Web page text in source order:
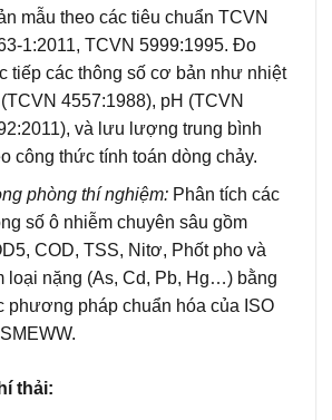
mẫu theo các tiêu chuẩn TCVN
1:2011, TCVN 5999:1995. Đo
tiếp các thông số cơ bản như nhiệt
4557:1988), pH (TCVN
và lưu lượng trung bình
công thức tính toán dòng chảy.
phòng thí nghiệm:Phân tích các
số ô nhiễm chuyên sâu gồm
COD, TSS, Nitơ, Phốt pho và
loại nặng (As, Cd, Pb, Hg…) bằng
phương pháp chuẩn hóa của ISO
thải: